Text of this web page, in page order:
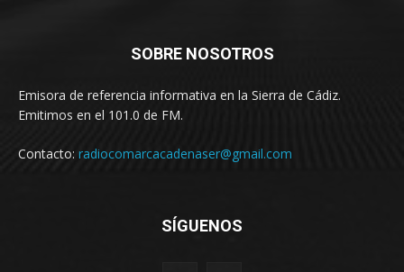
SOBRE NOSOTROS
Emisora de referencia informativa en la Sierra de Cádiz.
Emitimos en el 101.0 de FM.
Contacto: radiocomarcacadenaser@gmail.com
SÍGUENOS